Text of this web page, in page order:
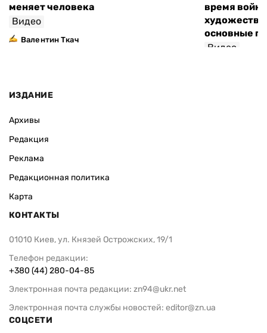
меняет человека
Видео
Валентин Ткач
время
основные
Видео
ИЗДАНИЕ
Архивы
Редакция
Реклама
Редакционная политика
Карта
КОНТАКТЫ
01010 Киев, ул. Князей Острожских, 19/1
Телефон редакции:
+380 (44) 280-04-85
Электронная почта редакции: zn94@ukr.net
Электронная почта службы новостей: editor@zn.ua
СОЦСЕТИ